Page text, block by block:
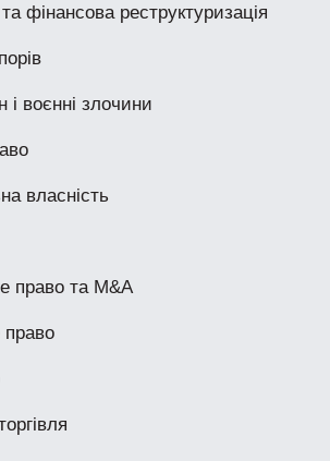
фінансова реструктуризація
і воєнні злочини
власність
право та M&A
право